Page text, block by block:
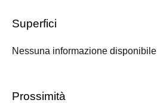
Superfici
Nessuna informazione disponibile
Prossimità